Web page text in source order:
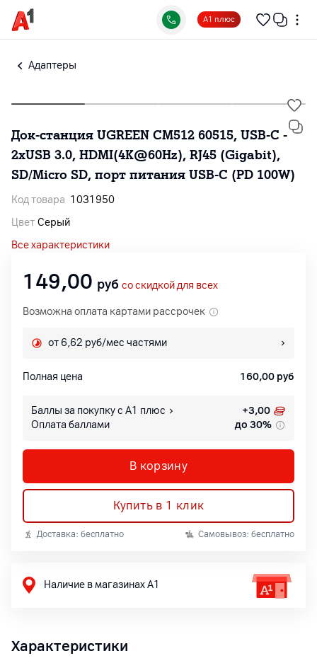
А1 плюс
Адаптеры
Док-станция UGREEN CM512 60515, USB-C -
2xUSB 3.0, HDMI(4K@60Hz), RJ45 (Gigabit),
SD/Micro SD, порт питания USB-C (PD 100W)
Код товара 1031950
Цвет Серый
Все характеристики
149,00 руб со скидкой для всех
Возможна оплата картами рассрочек
от 6,62 руб/мес частями
Полная цена 160,00 руб
Баллы за покупку с А1 плюс +3,00
Оплата баллами
до 30%
В корзину
Купить в 1 клик
Доставка: бесплатно Самовывоз: бесплатно
Наличие в магазинах А1
Характеристики